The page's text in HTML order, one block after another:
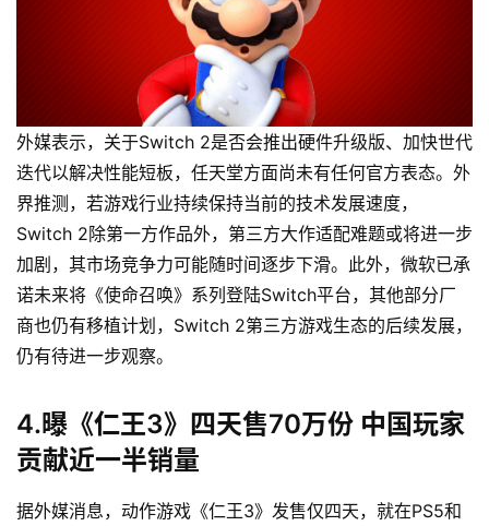
外媒表示，关于Switch 2是否会推出硬件升级版、加快世代
迭代以解决性能短板，任天堂方面尚未有任何官方表态。外
界推测，若游戏行业持续保持当前的技术发展速度，
Switch 2除第一方作品外，第三方大作适配难题或将进一步
加剧，其市场竞争力可能随时间逐步下滑。此外，微软已承
诺未来将《使命召唤》系列登陆Switch平台，其他部分厂
商也仍有移植计划，Switch 2第三方游戏生态的后续发展，
仍有待进一步观察。
4.曝《仁王3》四天售70万份 中国玩家
贡献近一半销量
据外媒消息，动作游戏《仁王3》发售仅四天，就在PS5和